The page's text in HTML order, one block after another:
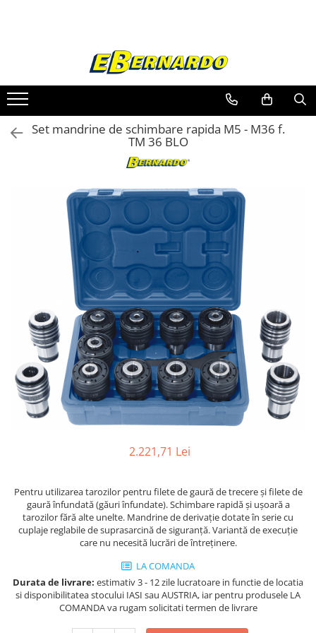
Prelucrare metal
Fierastraie pentru metal
Ferastraie mobile pentru metal
Fierastraie prelucrare metal
Ferastraie circulare pentru metal
Dispozitive de sudare pentru panze
Ferastraie automate cu banda si
doua coloane
Ferastraie metal cu banda si taiere
dubla semiautomate
Ferastraie prelucrare metal cu
banda si taiere dubla
Ferastraie verticale
Strunguri pentru metal
Strunguri CNC
Strunguri cu cutie de viteze
Strunguri cu surub de ghidare
Strunguri de precizie
Strunguri universale cu viteza
variabila
Masini de gaurit
Masini de gaurit cu angrenaj, masa
si coloana
Set mandrine de schimbare rapida M5 - M36 f.
TM 36 BLO
2.221,71 Lei
Pentru utilizarea tarozilor pentru filete de gaură de trecere şi filete de
gaură înfundată (găuri înfundate). Schimbare rapidă şi uşoară a
tarozilor fără alte unelte. Mandrine de derivaţie dotate în serie cu
cuplaje reglabile de suprasarcină de siguranţă. Variantă de execuţie
care nu necesită lucrări de întreţinere.
LA COMANDA
Durata de livrare: estimativ 3 - 12 zile lucratoare in functie de locatia
si disponibilitatea stocului IASI sau AUSTRIA, iar pentru produsele LA
COMANDA va rugam solicitati termen de livrare